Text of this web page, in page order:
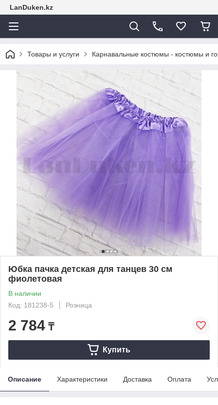
LanDuken.kz
Товары и услуги Карнавальные костюмы - костюмы и
Юбка пачка детская для танцев 30 см
фиолетовая
В наличии
Код: 181238-5
Розница
2 784 ₸
Купить
Описание Характеристики Доставка Оплата